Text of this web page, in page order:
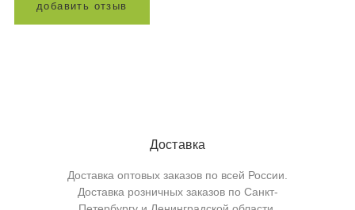
добавит ь отз ыв
Доставка
Доставка оптовых заказов по всей России.
Доставка розничных заказов по Санкт-